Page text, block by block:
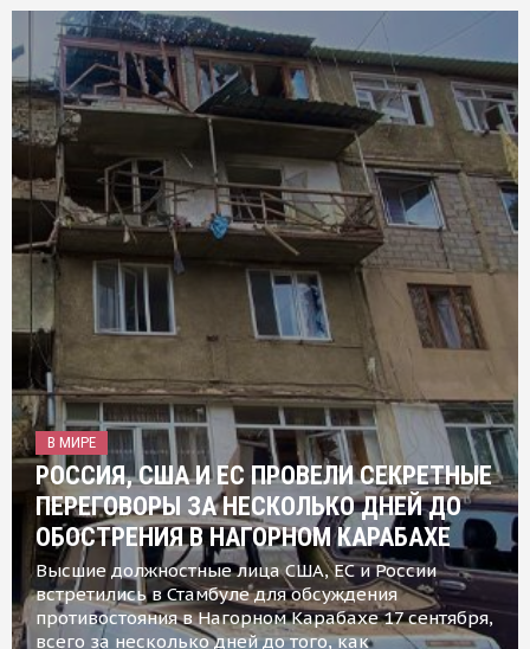
В МИРЕ
РОССИЯ, США И ЕС ПРОВЕЛИ СЕКРЕТНЫЕ
ПЕРЕГОВОРЫ ЗА НЕСКОЛЬКО ДНЕЙ ДО
ОБОСТРЕНИЯ В НАГОРНОМ КАРАБАХЕ
Высшие должностные лица США, ЕС и России
встретились в Стамбуле для обсуждения
противостояния в Нагорном Карабахе 17 сентября,
всего за несколько дней до того, как